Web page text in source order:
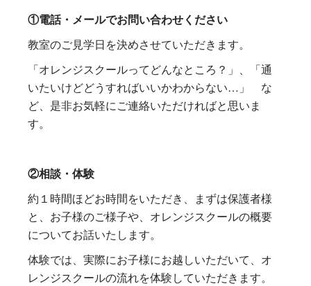
①電話・メールでお問い合わせください
教室のご見学日を決めさせていただきます。
「オレンジスクールってどんなところ？」、「通
いたいけどどうすればいいかわからない…」 な
ど、是非お気軽にご連絡いただければと思いま
す。
②相談・体験
約１時間ほどお時間をいただき、まずは保護者様
と、お子様のご様子や、オレンジスクールの概要
についてお話いたします。
体験では、実際にお子様にお越しいただいて、オ
レンジスクールの流れを体験していただきます。